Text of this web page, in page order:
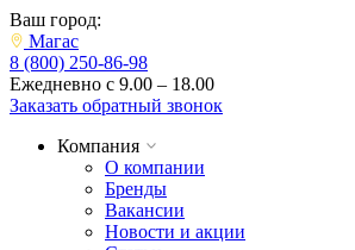
Ваш город:
Магас
8 (800) 250-86-98
Ежедневно с 9.00 – 18.00
Заказать обратный звонок
Компания
О компании
Бренды
Вакансии
Новости и акции